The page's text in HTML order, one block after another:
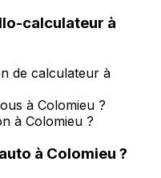
calculateur à
de calculateur à
à Colomieu ?
à Colomieu ?
à Colomieu ?